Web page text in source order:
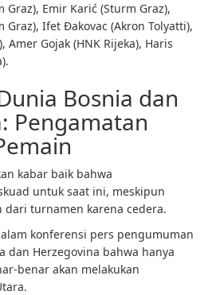
Graz), Emir Karić (Sturm Graz),
Graz), Ifet Đakovac (Akron Tolyatti),
Amer Gojak (HNK Rijeka), Haris
Bosnia dan
Pengamatan
kabar baik bahwa
untuk saat ini, meskipun
dari turnamen karena cedera.
konferensi pers pengumuman
dan Herzegovina bahwa hanya
benar akan melakukan